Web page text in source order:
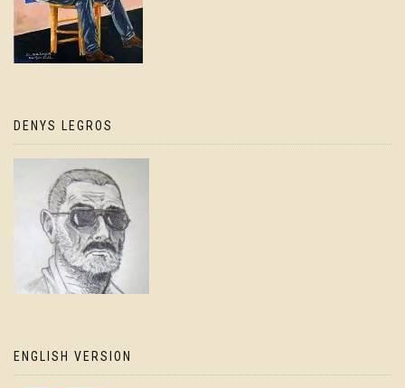
DENYS LEGROS
ENGLISH VERSION